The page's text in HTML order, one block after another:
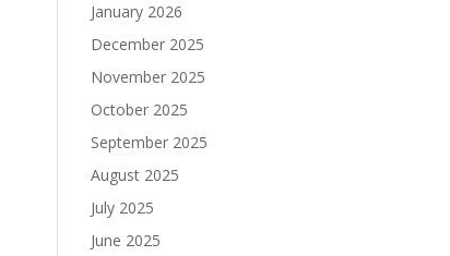
January 2026
December 2025
November 2025
October 2025
September 2025
August 2025
July 2025
June 2025